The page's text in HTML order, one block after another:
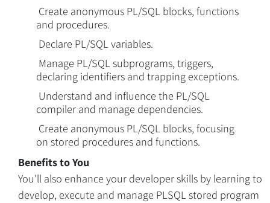
Create anonymous PL/SQL blocks, functions
and procedures.
Declare PL/SQL variables.
Manage PL/SQL subprograms, triggers,
declaring identifiers and trapping exceptions.
Understand and influence the PL/SQL
compiler and manage dependencies.
Create anonymous PL/SQL blocks, focusing
on stored procedures and functions.
Benefits to You
You'll also enhance your developer skills by learning to
develop, execute and manage PLSQL stored program